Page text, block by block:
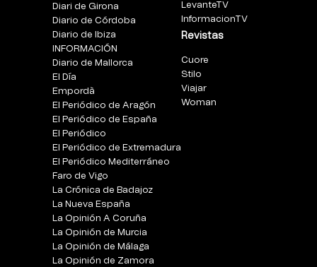
Diari de Girona
Diario de Córdoba
Diario de Ibiza
INFORMACIÓN
Diario de Mallorca
El Día
Empordà
El Periódico de Aragón
El Periódico de España
El Periódico
El Periódico de Extremadura
El Periódico Mediterráneo
Faro de Vigo
La Crónica de Badajoz
La Nueva España
La Opinión A Coruña
La Opinión de Murcia
La Opinión de Málaga
La Opinión de Zamora
LevanteTV
InformacionTV
Revistas
Cuore
Stilo
Viajar
Woman